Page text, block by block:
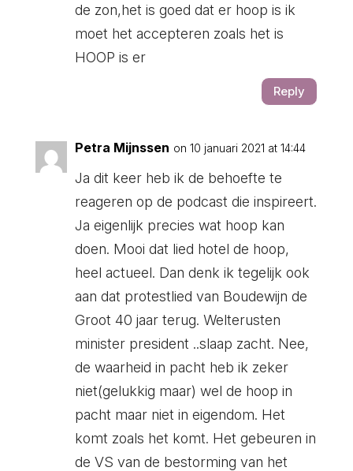
de zon,het is goed dat er hoop is ik
moet het accepteren zoals het is
HOOP is er
Reply
Petra Mijnssen on 10 januari 2021 at 14:44
Ja dit keer heb ik de behoefte te
reageren op de podcast die inspireert.
Ja eigenlijk precies wat hoop kan
doen. Mooi dat lied hotel de hoop,
heel actueel. Dan denk ik tegelijk ook
aan dat protestlied van Boudewijn de
Groot 40 jaar terug. Welterusten
minister president ..slaap zacht. Nee,
de waarheid in pacht heb ik zeker
niet(gelukkig maar) wel de hoop in
pacht maar niet in eigendom. Het
komt zoals het komt. Het gebeuren in
de VS van de bestorming van het